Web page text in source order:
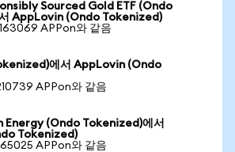
Sourced Gold ETF (Ondo
AppLovin (Ondo Tokenized)
APPon와 같음
에서 AppLovin (Ondo
APPon와 같음
(Ondo Tokenized)에서
Tokenized)
APPon와 같음